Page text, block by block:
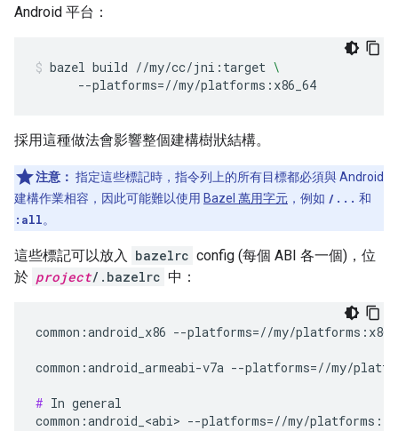
Android 平台：
bazel build //my/cc/jni:target \
--platforms=//my/platforms:x86_64
採用這種做法會影響整個建構樹狀結構。
注意： 指定這些標記時，指令列上的所有目標都必須與 Android
建構作業相容，因此可能難以使用 Bazel 萬用字元 ，例如 /... 和
:all。
這些標記可以放入 bazelrc config (每個 ABI 各一個)，位
於 project/.bazelrc 中：
common:android_x86 --platforms=//my/platforms:x86
common:android_armeabi-v7a --platforms=//my/
# In general